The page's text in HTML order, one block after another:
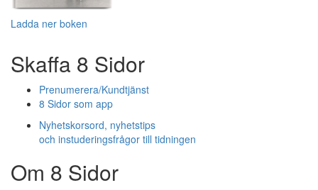
Ladda ner boken
Skaffa 8 Sidor
Prenumerera/Kundtjänst
8 Sidor som app
Nyhetskorsord, nyhetstips
och instuderingsfrågor till tidningen
Om 8 Sidor